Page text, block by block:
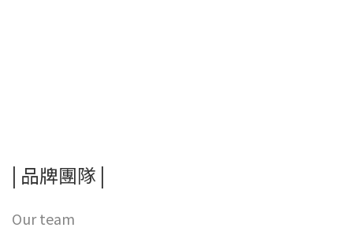
| 品牌團隊 |
Our team